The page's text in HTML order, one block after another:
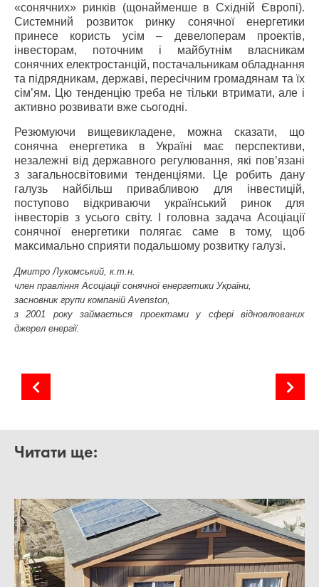
«сонячних» ринків (щонайменше в Східній Європі).
Системний розвиток ринку сонячної енергетики
принесе користь усім – девелоперам проектів,
інвесторам, поточним і майбутнім власникам
сонячних електростанцій, постачальникам обладнання
та підрядникам, державі, пересічним громадянам та їх
сім’ям. Цю тенденцію треба не тільки втримати, але і
активно розвивати вже сьогодні.
Резюмуючи вищевикладене, можна сказати, що
сонячна енергетика в Україні має перспективи,
незалежні від державного регулювання, які пов’язані
з загальносвітовими тенденціями. Це робить дану
галузь найбільш привабливою для інвестицій,
поступово відкриваючи український ринок для
інвесторів з усього світу. І головна задача Асоціації
сонячної енергетики полягає саме в тому, щоб
максимально сприяти подальшому розвитку галузі.
Дмитро Лукомський, к.т.н.
член правління Асоціації сонячної енергетики України,
засновник групи компаній Avenston,
з 2001 року займається проектами у сфері відновлюваних
джерел енергії.
Читати ще: